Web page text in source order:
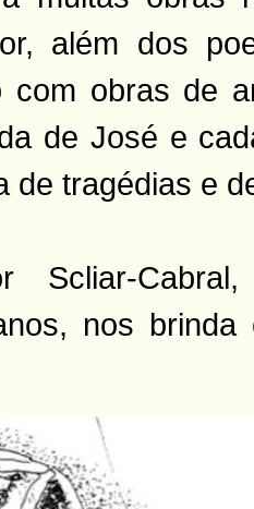
além dos
com obras de
de José e
de tragédias e
Scliar-
nos brinda